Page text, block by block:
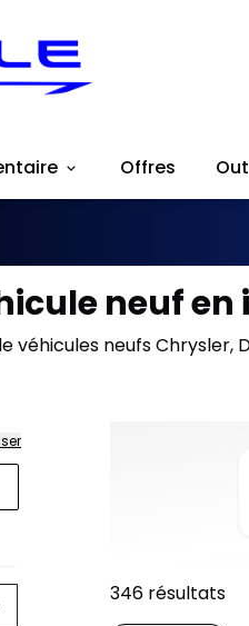
Offres
neuf
véhicules neufs Chrysler,
346 résultats